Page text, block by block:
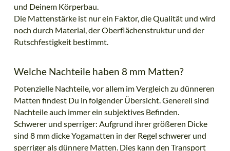
und Deinem Körperbau.
Die Mattenstärke ist nur ein Faktor, die Qualität und wird
noch durch Material, der Oberflächenstruktur und der
Rutschfestigkeit bestimmt.
Welche Nachteile haben 8 mm Matten?
Potenzielle Nachteile, vor allem im Vergleich zu dünneren
Matten findest Du in folgender Übersicht. Generell sind
Nachteile auch immer ein subjektives Befinden.
Schwerer und sperriger: Aufgrund ihrer größeren Dicke
sind 8 mm dicke Yogamatten in der Regel schwerer und
sperriger als dünnere Matten. Dies kann den Transport